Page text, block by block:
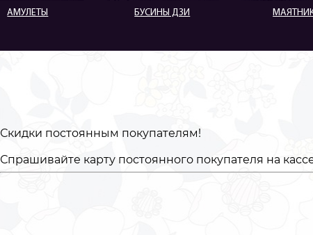
АМУЛЕТЫ БУСИНЫ ДЗИ
Скидки постоянным покупателям!
Спрашивайте карту постоянного покупателя на